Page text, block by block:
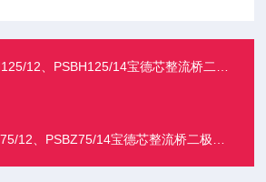
12、PSBH125/14宝德芯整流桥二极管模块型号齐全
12、PSBZ75/14宝德芯整流桥二极管模块型号齐全